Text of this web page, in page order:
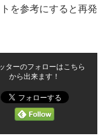
を参考にすると再発
ターのフォローはこちら
から出来ます！